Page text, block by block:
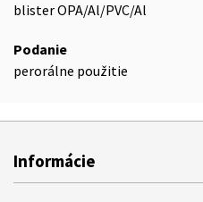
blister OPA/Al/PVC/Al
Podanie
perorálne použitie
Informácie